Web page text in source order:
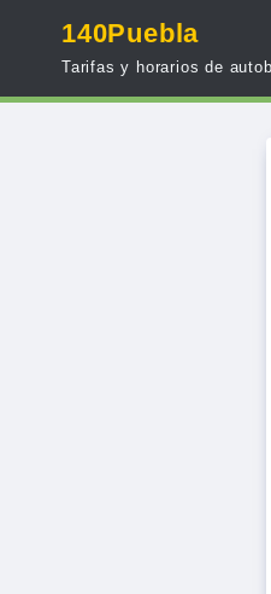
content
140Puebla
Tarifas y horarios de